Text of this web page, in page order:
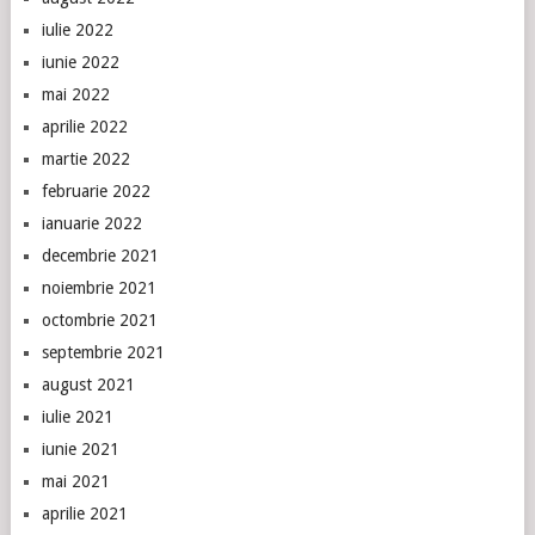
iulie 2022
iunie 2022
mai 2022
aprilie 2022
martie 2022
februarie 2022
ianuarie 2022
decembrie 2021
noiembrie 2021
octombrie 2021
septembrie 2021
august 2021
iulie 2021
iunie 2021
mai 2021
aprilie 2021